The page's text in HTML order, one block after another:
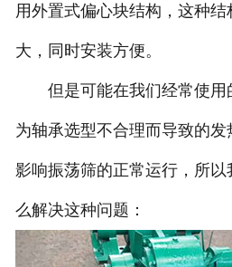
用外置式偏心块结构，这种
大，同时安装方便。
但是可能在我们经常使用
为轴承选型不合理而导致的
影响振荡筛的正常运行，所
么解决这种问题：